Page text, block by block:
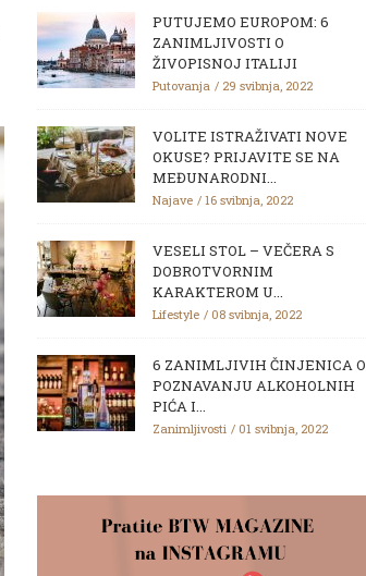
PUTUJEMO EUROPOM: 6
ZANIMLJIVOSTI O
ŽIVOPISNOJ ITALIJI
Putovanja 29 svibnja, 2022
VOLITE ISTRAŽIVATI NOVE
OKUSE? PRIJAVITE SE NA
MEĐUNARODNI...
Najave 16 svibnja, 2022
VESELI STOL – VEČERA S
DOBROTVORNIM
KARAKTEROM U...
Lifestyle 08 svibnja, 2022
6 ZANIMLJIVIH ČINJENICA O
POZNAVANJU ALKOHOLNIH
PIĆA I...
Zanimljivosti 01 svibnja, 2022